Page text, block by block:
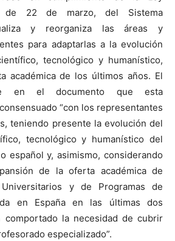
de 22 de marzo, del Sistema
y reorganiza las áreas y
para adaptarlas a la evolución
tecnológico y humanístico,
académica de los últimos años. El
en el documento que esta
“con los representantes
teniendo presente la evolución del
tecnológico y humanístico del
español y, asimismo, considerando
de la oferta académica de
y de Programas de
en España en las últimas dos
comportado la necesidad de cubrir
especializado”.